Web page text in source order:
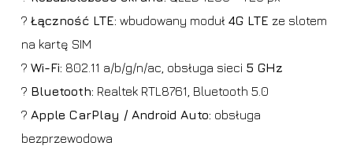
? Łączność LTE: wbudowany moduł 4G LTE ze slotem
na kartę SIM
? Wi-Fi: 802.11 a/b/g/n/ac, obsługa sieci 5 GHz
? Bluetooth: Realtek RTL8761, Bluetooth 5.0
? Apple CarPlay / Android Auto: obsługa
bezprzewodowa